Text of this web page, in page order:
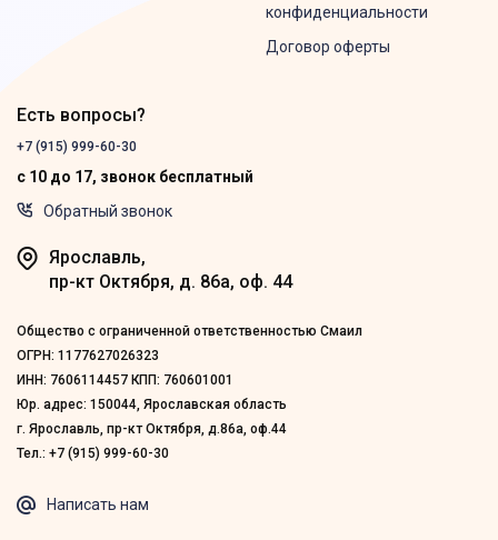
конфиденциальности
Договор оферты
Есть вопросы?
+7 (915) 999-60-30
с 10 до 17, звонок бесплатный
Обратный звонок
Ярославль,
пр-кт Октября, д. 86а, оф. 44
Общество с ограниченной ответственностью Смаил
ОГРН: 1177627026323
ИНН: 7606114457 КПП: 760601001
Юр. адрес: 150044, Ярославская область
г. Ярославль, пр-кт Октября, д.86а, оф.44
Тел.: +7 (915) 999-60-30
Написать нам